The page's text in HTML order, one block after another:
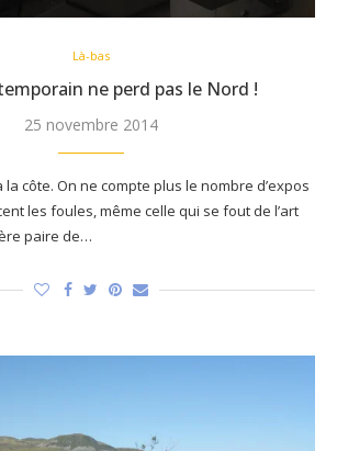
Là-bas
ne perd pas le Nord !
25 novembre 2014
la côte. On ne compte plus le nombre d’expos
les foules, même celle qui se fout de l’art
paire de…